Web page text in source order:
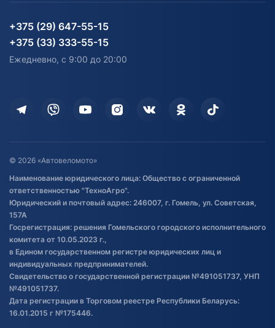
Карта сайта
Информация до получения
согласия на обработку
Дополнительные услуги
Оставить отзыв
Договор публичной оферты
Обработка файлов cookie
Постановка транспорта на учет
Обновления в ЭПТС 2024
Водный транспорт
Электротранспорт
Агротехника
Электротранспорт
+375 (29) 647-55-15
+375 (33) 333-55-15
Ежедневно, с 9:00 до 20:00
© 2026 «Автовеломото»
Наименование юридического лица: Общество с ограниченной
ответственностью "ТехноАгро".
Юридический и почтовый адрес: 246007, г. Гомель, ул. Советская,
157А
Госрегистрация: решения Гомельского городского исполнительного
комитета от 10.05.2023 г.,
в Едином государственном регистре юридических лиц и
индивидуальных предпринимателей.
Свидетельство о государственной регистрации №491051737, УНП
№491051737.
Дата регистрации в Торговом реестре Республики Беларусь:
16.01.2015 г №175446.